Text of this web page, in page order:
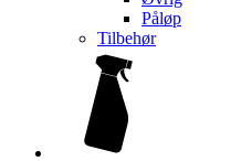
Påløp
Tilbehør